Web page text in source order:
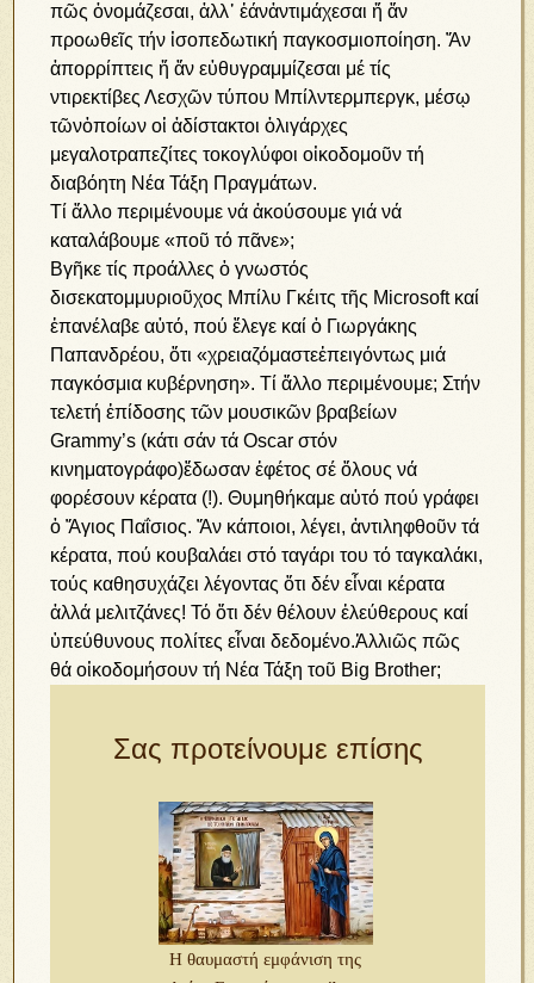
πῶς ὀνομάζεσαι, ἀλλ᾽ ἐάνἀντιμάχεσαι ἤ ἄν
προωθεῖς τήν ἰσοπεδωτική παγκοσμιοποίηση. Ἄν
ἀπορρίπτεις ἤ ἄν εὐθυγραμμίζεσαι μέ τίς
ντιρεκτίβες Λεσχῶν τύπου Μπίλντερμπεργκ, μέσῳ
τῶνὁποίων οἱ ἀδίστακτοι ὀλιγάρχες
μεγαλοτραπεζίτες τοκογλύφοι οἰκοδομοῦν τή
διαβόητη Νέα Τάξη Πραγμάτων.
Τί ἄλλο περιμένουμε νά ἀκούσουμε γιά νά
καταλάβουμε «ποῦ τό πᾶνε»;
Βγῆκε τίς προάλλες ὁ γνωστός
δισεκατομμυριοῦχος Μπίλυ Γκέιτς τῆς Microsoft καί
ἐπανέλαβε αὐτό, πού ἔλεγε καί ὁ Γιωργάκης
Παπανδρέου, ὅτι «χρειαζόμαστεἐπειγόντως μιά
παγκόσμια κυβέρνηση». Τί ἄλλο περιμένουμε; Στήν
τελετή ἐπίδοσης τῶν μουσικῶν βραβείων
Grammy’s (κάτι σάν τά Oscar στόν
κινηματογράφο)ἔδωσαν ἐφέτος σέ ὅλους νά
φορέσουν κέρατα (!). Θυμηθήκαμε αὐτό πού γράφει
ὁ Ἅγιος Παΐσιος. Ἄν κάποιοι, λέγει, ἀντιληφθοῦν τά
κέρατα, πού κουβαλάει στό ταγάρι του τό ταγκαλάκι,
τούς καθησυχάζει λέγοντας ὅτι δέν εἶναι κέρατα
ἀλλά μελιτζάνες! Τό ὅτι δέν θέλουν ἐλεύθερους καί
ὑπεύθυνους πολίτες εἶναι δεδομένο.Ἀλλιῶς πῶς
θά οἰκοδομήσουν τή Νέα Τάξη τοῦ Big Brother;
Σας προτείνουμε επίσης
Η θαυμαστή εμφάνιση της